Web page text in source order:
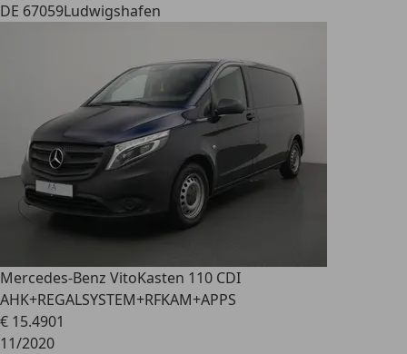
DE 67059Ludwigshafen
Mercedes-Benz VitoKasten 110 CDI
AHK+REGALSYSTEM+RFKAM+APPS
€ 15.4901
11/2020